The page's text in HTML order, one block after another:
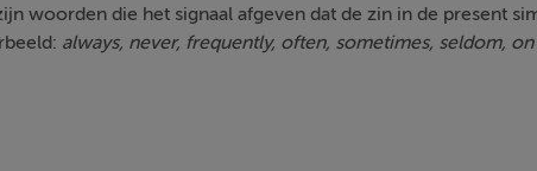
woorden die het signaal afgeven dat de zin in de present
always, never, frequently, often, sometimes, seldom, on